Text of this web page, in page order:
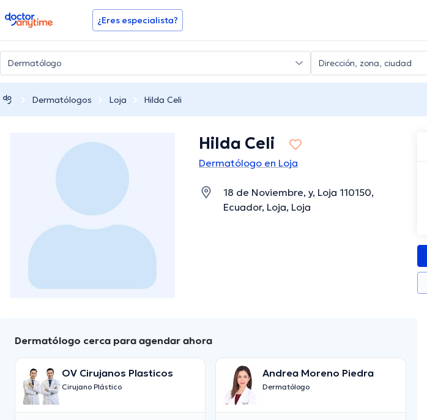
doctoranytime ¿Eres especialista?
Dermatólogos Loja Hilda Celi
Hilda Celi
Dermatólogo en Loja
18 de Noviembre, y, Loja 110150,
Ecuador, Loja, Loja
Dermatólogo cerca para agendar ahora
OV Cirujanos Plasticos
Cirujano Plástico
Andrea Moreno Piedra
Dermatólogo